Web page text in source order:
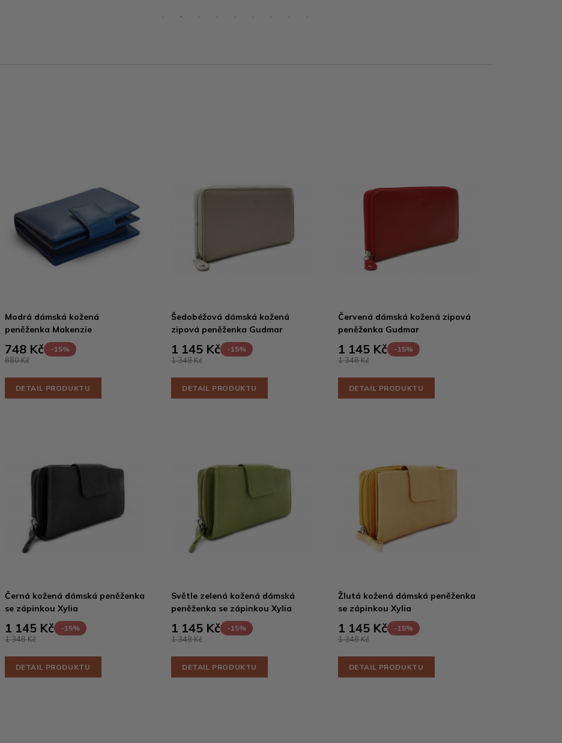
Modrá dámská kožená
peněženka Makenzie
748 Kč -15%
880 Kč
DETAIL PRODUKTU
Šedobéžová dámská kožená
zipová peněženka Gudmar
1 145 Kč -15%
1 348 Kč
DETAIL PRODUKTU
Červená dámská kožená zipová
peněženka Gudmar
1 145 Kč -15%
1 348 Kč
DETAIL PRODUKTU
Černá kožená dámská peněženka
se zápinkou Xylia
1 145 Kč -15%
1 348 Kč
DETAIL PRODUKTU
Světle zelená kožená dámská
peněženka se zápinkou Xylia
1 145 Kč -15%
1 348 Kč
DETAIL PRODUKTU
Žlutá kožená dámská peněženka
se zápinkou Xylia
1 145 Kč -15%
1 348 Kč
DETAIL PRODUKTU